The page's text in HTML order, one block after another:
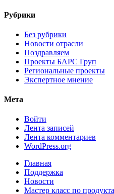
Рубрики
Без рубрики
Новости отрасли
Поздравляем
Проекты БАРС Груп
Региональные проекты
Экспертное мнение
Мета
Войти
Лента записей
Лента комментариев
WordPress.org
Главная
Поддержка
Новости
Мастер класс по